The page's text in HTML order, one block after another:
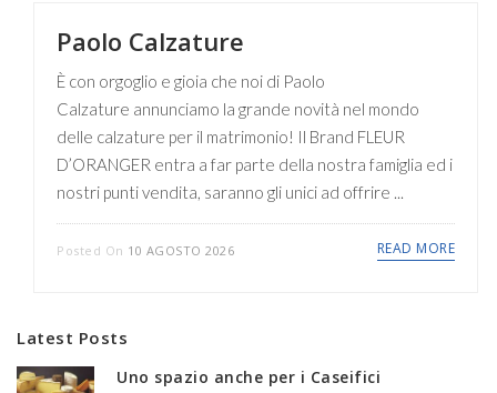
Paolo Calzature
È con orgoglio e gioia che noi di Paolo
Calzature annunciamo la grande novità nel mondo
delle calzature per il matrimonio! Il Brand FLEUR
D’ORANGER entra a far parte della nostra famiglia ed i
nostri punti vendita, saranno gli unici ad offrire ...
Posted On 10 AGOSTO 2026 READ MORE
Latest Posts
Uno spazio anche per i Caseifici